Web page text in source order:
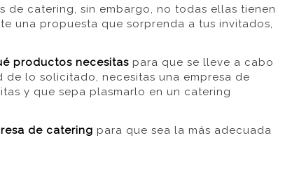
de catering, sin embargo, no todas ellas tienen
una propuesta que sorprenda a tus invitados,
productos necesitas para que se lleve a cabo
de lo solicitado, necesitas una empresa de
y que sepa plasmarlo en un catering
de catering para que sea la más adecuada